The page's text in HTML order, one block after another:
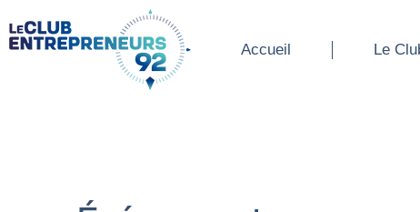
Accueil Le
Accueil Le Club